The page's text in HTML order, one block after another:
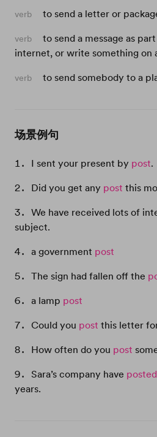
verb to send a letter or
verb
to send a message as
internet, or write something on
verb to send somebody to a
场景例句
I sent your present by post.
Did you get any post this
We have received lots of
subject.
a government post
The sign had fallen off the
a lamp post
Could you post this letter
How often do you post
Sara’s company have posted
years.